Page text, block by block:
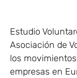
Estudio
Asociación de
los
empresas en